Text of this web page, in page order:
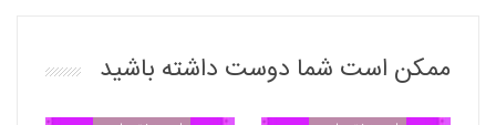
ممکن است شما دوست داشته باشید